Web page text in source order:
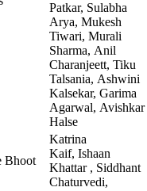
Patkar, Sulabha
Arya, Mukesh
Tiwari, Murali
Sharma, Anil
Charanjeett, Tiku
Talsania, Ashwini
Kalsekar, Garima
Agarwal, Avishkar
Halse
Bhoot
Katrina
Kaif, Ishaan
Khattar , Siddhant
Chaturvedi,